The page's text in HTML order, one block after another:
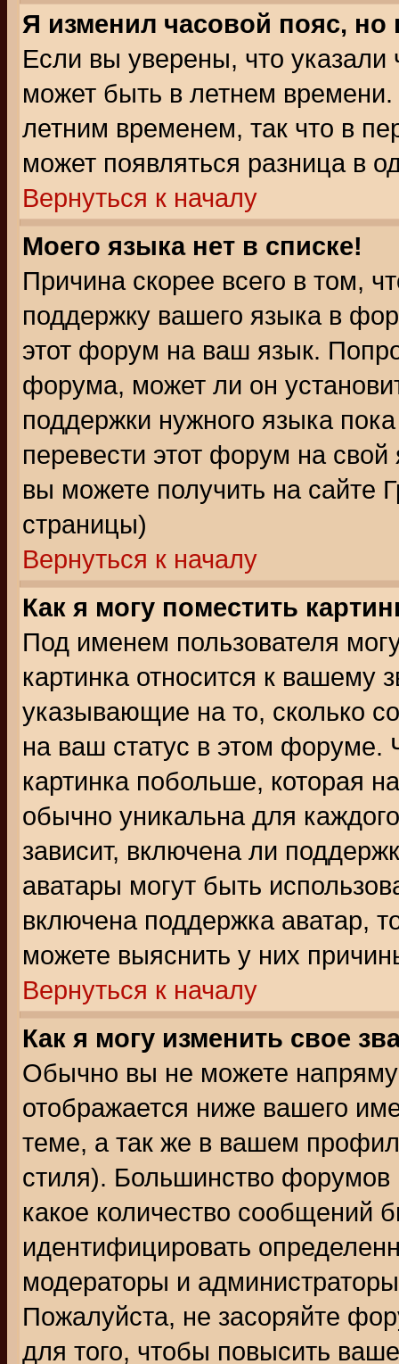
Я изменил часовой пояс,
Если вы уверены, что указали
может быть в летнем
летним временем, так что в
может появляться разница в
Вернуться к началу
Моего языка нет в списке!
Причина скорее всего в том,
поддержку вашего языка в
этот форум на ваш язык.
форума, может ли он
поддержки нужного языка
перевести этот форум на
вы можете получить на сайте
страницы)
Вернуться к началу
Как я могу поместить
Под именем пользователя
картинка относится к вашему
указывающие на то, сколько
на ваш статус в этом форуме.
картинка побольше, которая
обычно уникальна для
зависит, включена ли
аватары могут быть
включена поддержка аватар,
можете выяснить у них
Вернуться к началу
Как я могу изменить свое
Обычно вы не можете
отображается ниже вашего
теме, а так же в вашем
стиля). Большинство форумов
какое количество сообщений
идентифицировать
модераторы и
Пожалуйста, не засоряйте
для того, чтобы повысить